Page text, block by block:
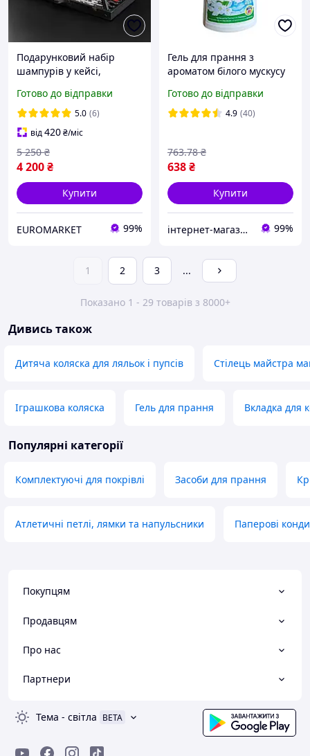
Подарунковий набір
шампурів у кейсі,
мангала, барбекю та
гриля з можливістю
гравіювання Grills G16
Готово до відправки
5.0 (6)
від420₴/міс
4 200₴
5 250 ₴
Купити
EUROMARKET 99%
Гель для прання з
ароматом білого мускусу
Moschus 80 прань 3600ml
Готово до відправки
4.9 (40)
638₴
763.78 ₴
Купити
інтернет-магазин KLIK 99%
1 2 3 ...
Показано 1 - 29 товарів з 8000+
Дивись також
Дитяча коляска для ляльок і пупсів Стілець майстра
Іграшкова коляска Гель для прання Вкладка для
Популярні категорії
Комплектуючі для покрівлі Засоби для прання
Атлетичні петлі, лямки та напульсники Паперові
Покупцям
Продавцям
Про нас
Партнери
Тема - світла BETA